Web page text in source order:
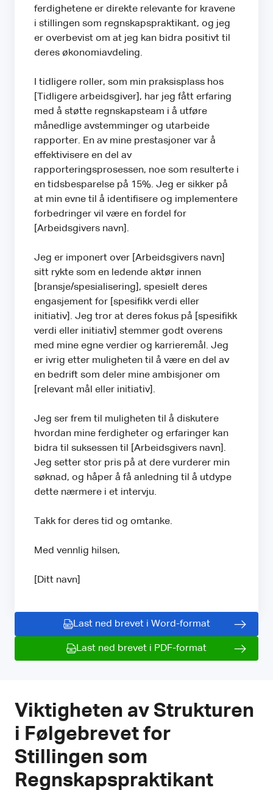
ferdighetene er direkte relevante for kravene
i stillingen som regnskapspraktikant, og jeg
er overbevist om at jeg kan bidra positivt til
deres økonomiavdeling.
I tidligere roller, som min praksisplass hos
[Tidligere arbeidsgiver], har jeg fått erfaring
med å støtte regnskapsteam i å utføre
månedlige avstemminger og utarbeide
rapporter. En av mine prestasjoner var å
effektivisere en del av
rapporteringsprosessen, noe som resulterte i
en tidsbesparelse på 15%. Jeg er sikker på
at min evne til å identifisere og implementere
forbedringer vil være en fordel for
[Arbeidsgivers navn].
Jeg er imponert over [Arbeidsgivers navn]
sitt rykte som en ledende aktør innen
[bransje/spesialisering], spesielt deres
engasjement for [spesifikk verdi eller
initiativ]. Jeg tror at deres fokus på [spesifikk
verdi eller initiativ] stemmer godt overens
med mine egne verdier og karrieremål. Jeg
er ivrig etter muligheten til å være en del av
en bedrift som deler mine ambisjoner om
[relevant mål eller initiativ].
Jeg ser frem til muligheten til å diskutere
hvordan mine ferdigheter og erfaringer kan
bidra til suksessen til [Arbeidsgivers navn].
Jeg setter stor pris på at dere vurderer min
søknad, og håper å få anledning til å utdype
dette nærmere i et intervju.
Takk for deres tid og omtanke.
Med vennlig hilsen,
[Ditt navn]
Last ned brevet i Word-format
Last ned brevet i PDF-format
Viktigheten av Strukturen
i Følgebrevet for
Stillingen som
Regnskapspraktikant